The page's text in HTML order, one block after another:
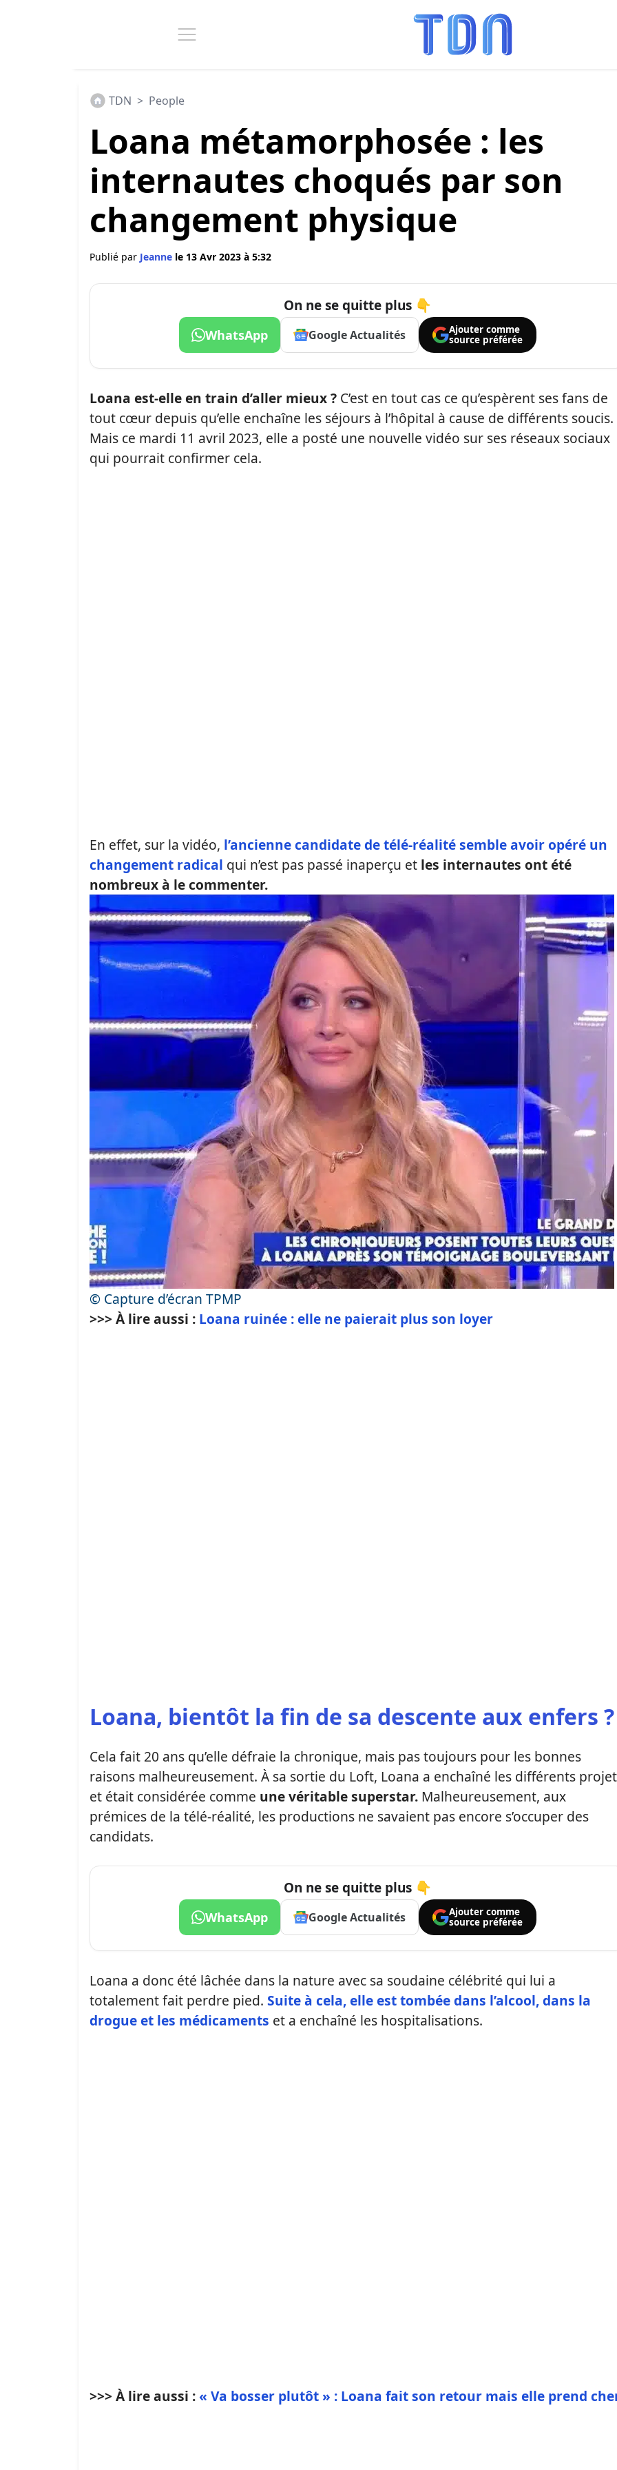
TDN > People
Loana métamorphosée : les
internautes choqués par son
changement physique
Publié par Jeanne le 13 Avr 2023 à 5:32
On ne se quitte plus 👇
WhatsApp Google Actualités
Ajouter comme
source préférée
Loana est-elle en train d’aller mieux ? C’est en tout cas ce qu’espèrent ses fans de
tout cœur depuis qu’elle enchaîne les séjours à l’hôpital à cause de différents soucis.
Mais ce mardi 11 avril 2023, elle a posté une nouvelle vidéo sur ses réseaux sociaux
qui pourrait confirmer cela.
En effet, sur la vidéo, l’ancienne candidate de télé-réalité semble avoir opéré un
changement radical qui n’est pas passé inaperçu et les internautes ont été
nombreux à le commenter.
© Capture d’écran TPMP
>>> À lire aussi : Loana ruinée : elle ne paierait plus son loyer
Loana, bientôt la fin de sa descente aux enfers ?
Cela fait 20 ans qu’elle défraie la chronique, mais pas toujours pour les bonnes
raisons malheureusement. À sa sortie du Loft, Loana a enchaîné les différents
et était considérée comme une véritable superstar. Malheureusement, aux
prémices de la télé-réalité, les productions ne savaient pas encore s’occuper des
candidats.
On ne se quitte plus 👇
WhatsApp Google Actualités
Ajouter comme
source préférée
Loana a donc été lâchée dans la nature avec sa soudaine célébrité qui lui a
totalement fait perdre pied. Suite à cela, elle est tombée dans l’alcool, dans la
drogue et les médicaments et a enchaîné les hospitalisations.
>>> À lire aussi :« Va bosser plutôt » : Loana fait son retour mais elle prend